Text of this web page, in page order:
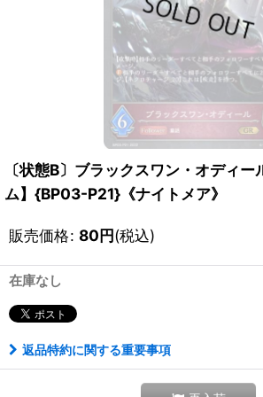
〔状態B〕ブラックスワン・オディ
ム】{BP03-P21}《ナイトメア》
販売価格: 80円(税込)
在庫なし
返品特約に関する重要事項